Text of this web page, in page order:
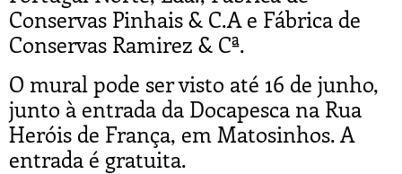
Conservas Pinhais & C.A e Fábrica de
Conservas Ramirez & Cª.
O mural pode ser visto até 16 de junho,
junto à entrada da Docapesca na Rua
Heróis de França, em Matosinhos. A
entrada é gratuita.